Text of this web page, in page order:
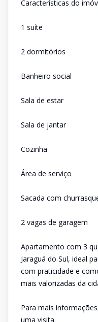
Características do
1 suíte
2 dormitórios
Banheiro social
Sala de estar
Sala de jantar
Cozinha
Área de serviço
Sacada com
2 vagas de garagem
Apartamento com 3
Jaraguá do Sul, ideal
com praticidade e
mais valorizadas da
Para mais
uma visita.